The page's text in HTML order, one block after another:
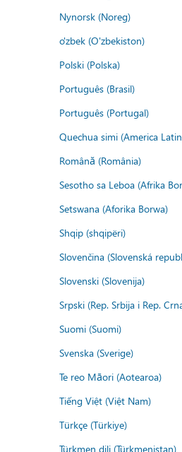
Nynorsk (Noreg)
o'zbek (O'zbekiston)
Polski (Polska)
Português (Brasil)
Português (Portugal)
Quechua simi (America
Română (România)
Sesotho sa Leboa (Afrika
Setswana (Aforika Borwa)
Shqip (shqipëri)
Slovenčina (Slovenská
Slovenski (Slovenija)
Srpski (Rep. Srbija i Rep.
Suomi (Suomi)
Svenska (Sverige)
Te reo Māori (Aotearoa)
Tiếng Việt (Việt Nam)
Türkçe (Türkiye)
Türkmen dili (Türkmenistan)